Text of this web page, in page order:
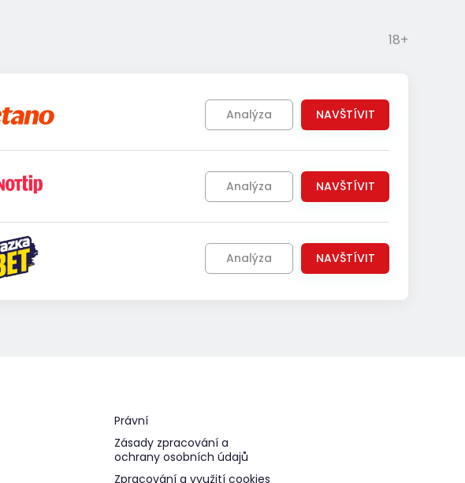
18+
Analýza NAVŠTÍVIT
Analýza NAVŠTÍVIT
Analýza NAVŠTÍVIT
Právní
Zásady zpracování a
ochrany osobních údajů
Zpracování a využití cookies